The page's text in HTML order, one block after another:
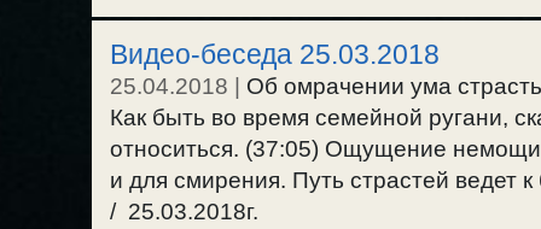
Видео-беседа 25.03.2018
25.04.2018 | Об омрачении ума
Как быть во время семейной ругани,
относиться. (37:05) Ощущение
и для смирения. Путь страстей ведет
/ 25.03.2018г.